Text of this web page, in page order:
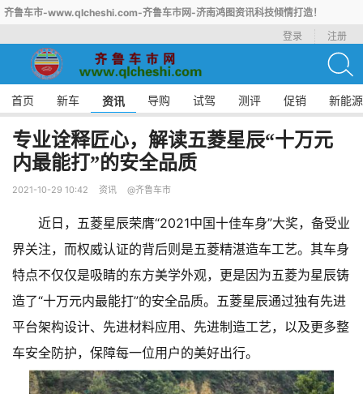
齐鲁车市-www.qlcheshi.com-齐鲁车市网-济南鸿图资讯科技倾情打造！
登录
注册
首页 新车 资讯 导购 试驾 测评 促销 新能源
专业诠释匠心，解读五菱星辰“十万元
内最能打”的安全品质
2021-10-29 10:42 资讯 @齐鲁车市
近日，五菱星辰荣膺“2021中国十佳车身”大奖，备受业
界关注，而权威认证的背后则是五菱精湛造车工艺。其车身
特点不仅仅是吸睛的东方美学外观，更是因为五菱为星辰铸
造了“十万元内最能打”的安全品质。五菱星辰通过独有先进
平台架构设计、先进材料应用、先进制造工艺，以及更多整
车安全防护，保障每一位用户的美好出行。